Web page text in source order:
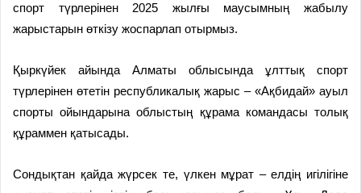
спорт түрлерінен 2025 жылғы мау­сым­ның жабылу
жарыстарын өткізу жоспарлап отырмыз.
Қыркүйек айында Алматы облыс­ында ұлттық спорт
түрлері­нен өтетін республикалық жарыс – «Ақбидай» ауыл
спорты ойын­дарына облыстың құрама коман­дасы толық
құраммен қатысады.
Сондықтан қайда жүрсек те, үлкен мұрат – елдің игілігіне